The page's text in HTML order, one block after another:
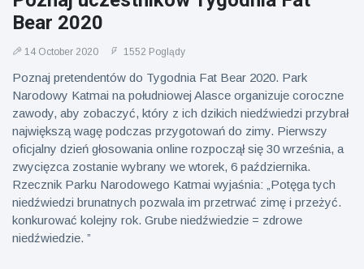
Bear 2020
14 October 2020 1552 Poglądy
Poznaj pretendentów do Tygodnia Fat Bear 2020. Park
Narodowy Katmai na południowej Alasce organizuje coroczne
zawody, aby zobaczyć, który z ich dzikich niedźwiedzi przybrał
największą wagę podczas przygotowań do zimy. Pierwszy
oficjalny dzień głosowania online rozpoczął się 30 września, a
zwycięzca zostanie wybrany we wtorek, 6 października.
Rzecznik Parku Narodowego Katmai wyjaśnia: „Potęga tych
niedźwiedzi brunatnych pozwala im przetrwać zimę i przeżyć.
konkurować kolejny rok. Grube niedźwiedzie = zdrowe
niedźwiedzie. ”